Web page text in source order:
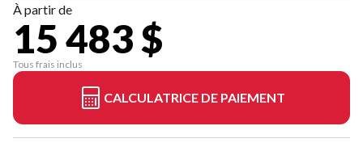
À partir de
15 483 $
Tous frais inclus
CALCULATRICE DE PAIEMENT